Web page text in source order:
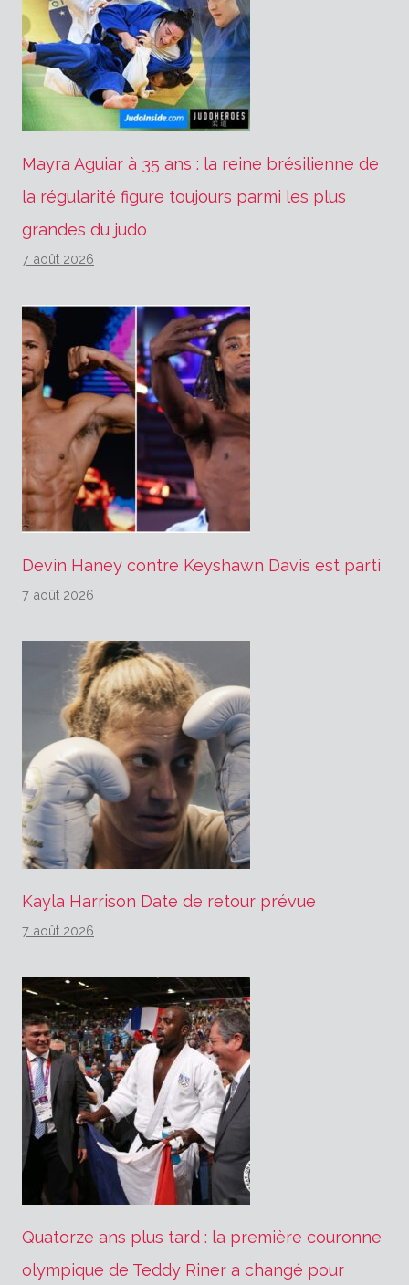
Mayra Aguiar à 35 ans : la reine brésilienne de
la régularité figure toujours parmi les plus
grandes du judo
7 août 2026
Devin Haney contre Keyshawn Davis est parti
7 août 2026
Kayla Harrison Date de retour prévue
7 août 2026
Quatorze ans plus tard : la première couronne
olympique de Teddy Riner a changé pour